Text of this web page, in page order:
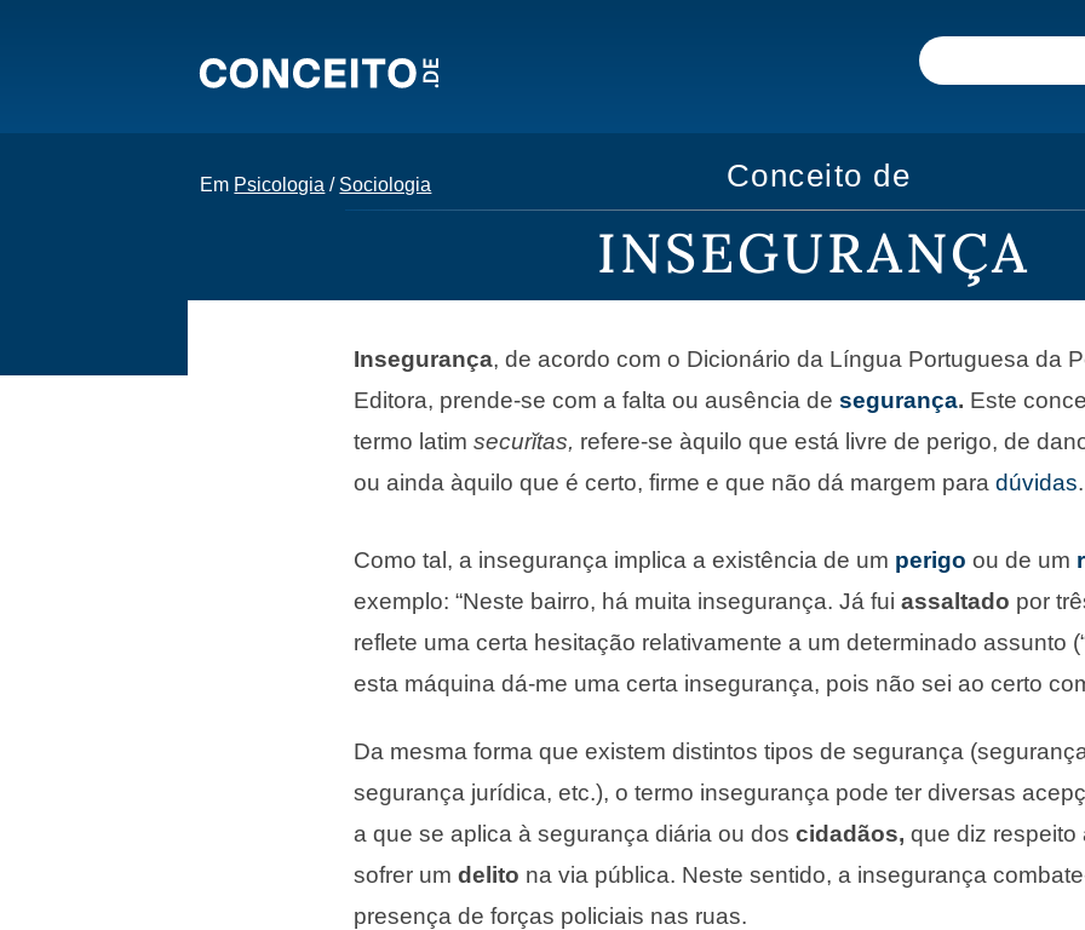
Em Psicologia / Sociologia Conceito de
INSEGURANÇA
Insegurança, de acordo com o Dicionário da Língua Portuguesa da
Editora, prende-se com a falta ou ausência desegurança. Este
termo latimsecurĭtas, refere-se àquilo que está livre de perigo, de
ou ainda àquilo que é certo, firme e que não dá margem paradúvidas.
Como tal, a insegurança implica a existência de um perigo ou de um
exemplo: “Neste bairro, há muita insegurança. Já fuiassaltado por
reflete uma certa hesitação relativamente a um determinado assunto
esta máquina dá-me uma certa insegurança, pois não sei ao certo
Da mesma forma que existem distintos tipos de segurança
segurança jurídica, etc.), o termo insegurança pode ter diversas
a que se aplica à segurança diária ou doscidadãos, que diz respeito
sofrer umdelito na via pública. Neste sentido, a insegurança
presença de forças policiais nas ruas.